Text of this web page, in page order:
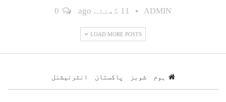
ADMIN 11 گھنٹے ago
LOAD MORE POSTS
ہوم شوبز پاکستان انٹرنیشنل